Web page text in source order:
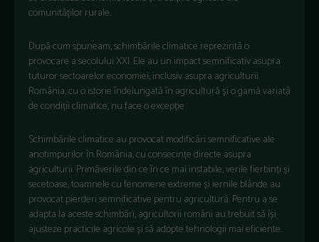
comunităților rurale.
După cum spuneam, schimbările climatice reprezintă o
provocare a secolului XXI. Ele au un impact semnificativ asupra
tuturor sectoarelor economiei, inclusiv asupra agriculturii.
România, cu o istorie îndelungată în agricultură și o gamă variată
de condiții climatice, nu face o excepție
Schimbările climatice au provocat modificări semnificative ale
anotimpurilor în România, cu consecințe directe asupra
agriculturii. Primăverile din ce în ce mai instabile, verile fierbinți și
secetoase, toamnele cu fenomene extreme și iernile blânde au
provocat pierderi semnificative pentru agricultură. Pentru a se
adapta la aceste schimbări, agricultorii români au trebuit să își
ajusteze practicile agricole și să adopte tehnologii mai eficiente.